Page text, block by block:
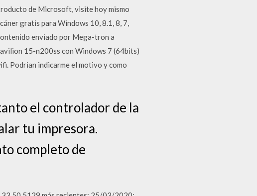
de Microsoft, visite hoy mismo
gratis para Windows 10, 8.1, 8, 7,
enviado por Mega-tron a
15-n200ss con Windows 7 (64bits)
Podrian indicarme el motivo y como
el controlador de la
tu impresora.
completo de